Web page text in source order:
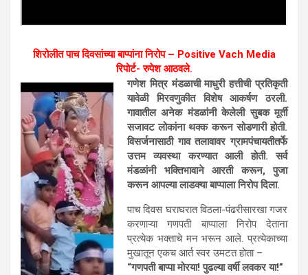
शिरोलीत पाच दिवसांच्या बाप्पांना निरोप – Positive Vach Media
रिपोर्ट- रुपेश आठवले.
गणेश मित्र मंडळाची माधुरी हत्तीची प्रतिकृती
यावेळी मिरवणुकीत विशेष आकर्षण ठरली.
गावातील अनेक मंडळांनी केलेली सुबक मूर्ती
सजावट लोकांना थक्क करून सोडणारी होती.
विसर्जनासाठी गाव तलावावर ग्रामपंचायतीतर्फे
उत्तम व्यवस्था करण्यात आली होती. सर्व
मंडळांनी भक्तिभावाने आरती करून, पुजा
करून आपल्या लाडक्या बाप्पाला निरोप दिला.
पाच दिवस घराघरात विठला-पंढरीसारखा गजर
करणाऱ्या गणपती बाप्पाला निरोप देताना
प्रत्येक भक्ताचे मन भरून आले. प्रत्येकाच्या
मुखातून एकच आर्त स्वर उमटत होता –
“गणपती बाप्पा मोरया! पुढल्या वर्षी लवकर या!”